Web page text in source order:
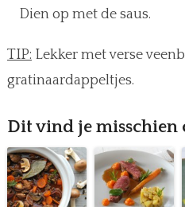
Dien op met de saus.
TIP: Lekker met verse
gratinaardappeltjes.
Dit vind je misschien